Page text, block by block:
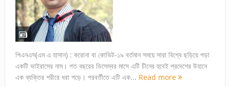
পিএনএস(এম এ হাসান) : করোনা বা কোভিট-১৯ বর্তমান সময়ে সারা বিশ্বে ছড়িয়ে পড়া
একটি ভাইরাসের নাম। গত বছরের ডিসেম্বর মাসে এটি চীনের হুবেই প্রদেশের উহানে
এক ব্যক্তির শরীরে ধরা পড়ে। পরবর্তীতে এটি এক... Read more